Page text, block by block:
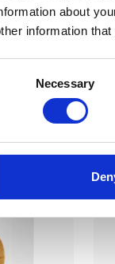
about
information
Necessary